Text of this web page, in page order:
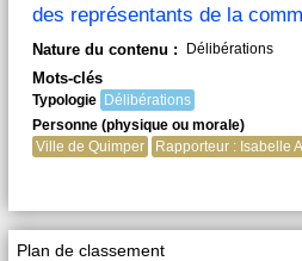
Plan de classement
des représentants de la
Nature du contenu : Délibérations
Mots-clés
Typologie Délibérations
Personne (physique ou morale)
Ville de Quimper
Rapporteur : Isabelle